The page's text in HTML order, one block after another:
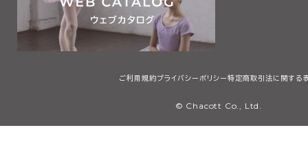
ご利用規約プライバシーポリシー 特定商取引法に関する
© Chacott Co., Ltd.